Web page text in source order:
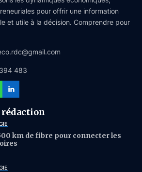
pour offrir une information
et utile à la décision. Comprendre pour
483
rédaction
500 km de fibre pour connecter les